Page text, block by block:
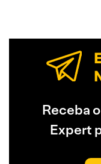
Receba
Expert